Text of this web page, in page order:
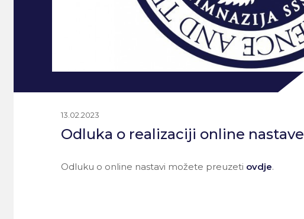
13.02.2023
Odluka o realizaciji online nastave
Odluku o online nastavi možete preuzeti ovdje.